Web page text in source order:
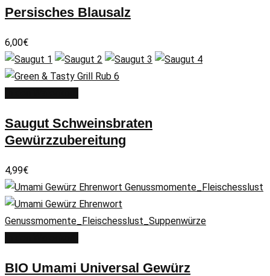
Persisches Blausalz
6,00€
Saugut Schweinsbraten
Gewürzzubereitung
4,99€
BIO Umami Universal Gewürz